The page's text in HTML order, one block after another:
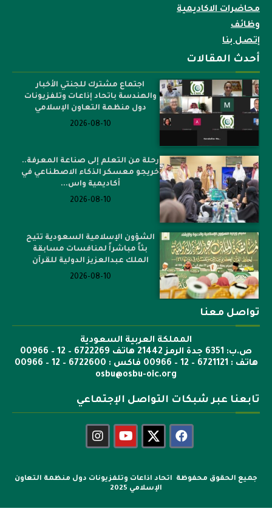
محاضرات الاكاديمية
وظائف
إتصل بنا
أحدث المقالات
اجتماع مشترك للجنتي الأخبار
والهندسة باتحاد إذاعات وتلفزيونات
دول منظمة التعاون الإسلامي
2026-08-10
رحلة من التعلم إلى صناعة المعرفة..
خريجو معسكر الذكاء الاصطناعي في
أكاديمية واس...
2026-08-10
الشؤون الإسلامية السعودية تتيح
بثاً مباشراً لمنافسات مسابقة
الملك عبدالعزيز الدولية للقرآن
2026-08-10
تواصل معنا
المملكة العربية السعودية
ص.ب: 6351 جدة الرمز 21442 هاتف 6722269 – 12 – 00966
هاتف : 6721121 – 12 – 00966 فاكس : 6722600 – 12 – 00966
osbu@osbu-oic.org
تابعنا عبر شبكات التواصل الإجتماعي
جميع الحقوق محفوظة اتحاد اذاعات وتلفزيونات دول منظمة التعاون
الإسلامي 2025